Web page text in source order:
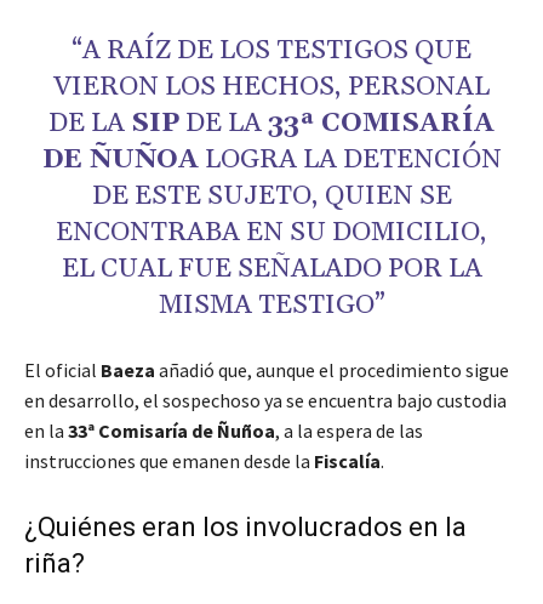
“A RAÍZ DE LOS TESTIGOS QUE
VIERON LOS HECHOS, PERSONAL
DE LA SIP DE LA33ª COMISARÍA
DE ÑUÑOALOGRA LA DETENCIÓN
DE ESTE SUJETO, QUIEN SE
ENCONTRABA EN SU DOMICILIO,
EL CUAL FUE SEÑALADO POR LA
MISMA TESTIGO”
El oficial Baeza añadió que, aunque el procedimiento sigue
en desarrollo, el sospechoso ya se encuentra bajo custodia
en la 33ª Comisaría de Ñuñoa, a la espera de las
instrucciones que emanen desde la Fiscalía.
¿Quiénes eran los involucrados en la
riña?